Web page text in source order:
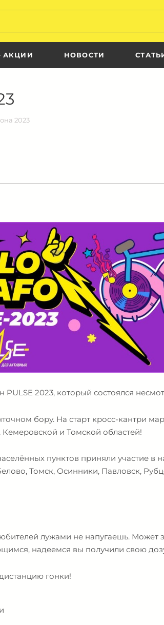
АКЦИИ НОВОСТИ
2023
2023, который состоялся
бору. На старт кросс-кантри
и Томской областей!
пунктов приняли участие
Томск, Осинники, Павловск,
лужами не напугаешь.
надеемся вы получили свою
гонки!